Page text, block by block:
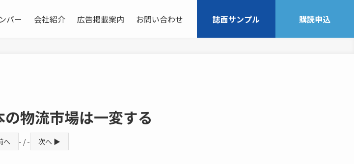
バー 会社紹介 広告掲載案内 お問い合わせ 誌面サンプル 購読申込
物流市場は一変する
へ - / - 次へ ▶